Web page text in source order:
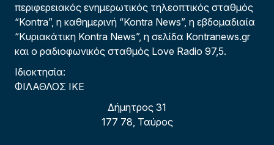
περιφερειακός ενημερωτικός τηλεοπτικός σταθμός
“Kontra”, η καθημερινή “Kontra News”, η εβδομαδιαία
“Κυριακάτικη Kontra News”, η σελίδα Kontranews.gr
και ο ραδιοφωνικός σταθμός Love Radio 97,5.
Ιδιοκτησία:
ΦΙΛΑΘΛΟΣ ΙΚΕ
Δήμητρος 31
177 78, Ταύρος